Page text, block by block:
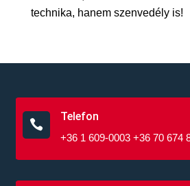
technika, hanem szenvedély is!

Telefon
+36 1 609-0003 +36 70 674